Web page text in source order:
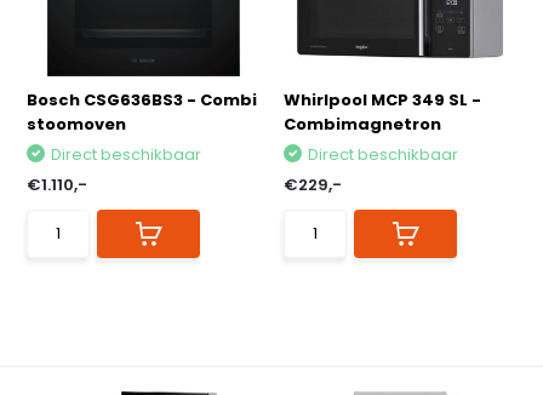
Bosch CSG636BS3 - Combi
stoomoven
Direct beschikbaar
€1.110,-
Whirlpool MCP 349 SL -
Combimagnetron
Direct beschikbaar
€229,-